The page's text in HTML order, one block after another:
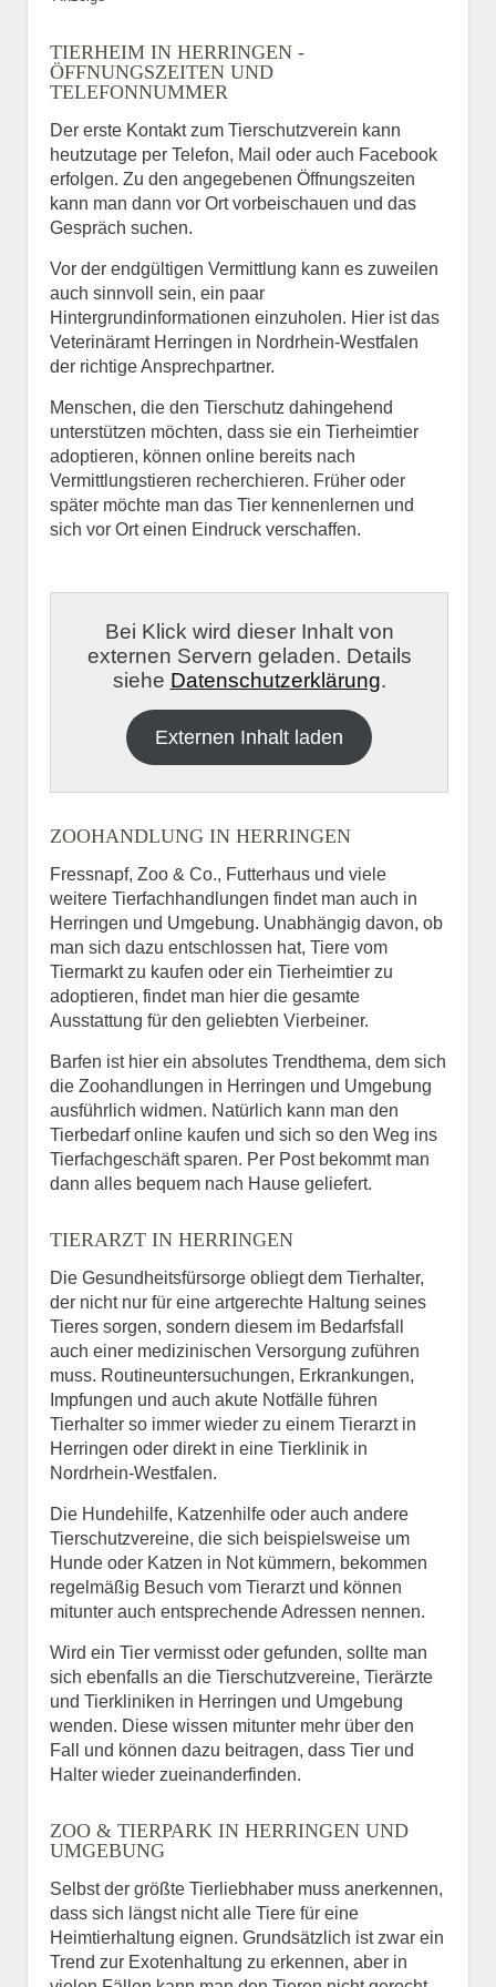
TIERHEIM IN HERRINGEN -
ÖFFNUNGSZEITEN UND
TELEFONNUMMER
Der erste Kontakt zum Tierschutzverein kann
heutzutage per Telefon, Mail oder auch Facebook
erfolgen. Zu den angegebenen Öffnungszeiten
kann man dann vor Ort vorbeischauen und das
Gespräch suchen.
Vor der endgültigen Vermittlung kann es zuweilen
auch sinnvoll sein, ein paar
Hintergrundinformationen einzuholen. Hier ist das
Veterinäramt Herringen in Nordrhein-Westfalen
der richtige Ansprechpartner.
Menschen, die den Tierschutz dahingehend
unterstützen möchten, dass sie ein Tierheimtier
adoptieren, können online bereits nach
Vermittlungstieren recherchieren. Früher oder
später möchte man das Tier kennenlernen und
sich vor Ort einen Eindruck verschaffen.
Bei Klick wird dieser Inhalt von
externen Servern geladen. Details
siehe Datenschutzerklärung.
Externen Inhalt laden
ZOOHANDLUNG IN HERRINGEN
Fressnapf, Zoo & Co., Futterhaus und viele
weitere Tierfachhandlungen findet man auch in
Herringen und Umgebung. Unabhängig davon, ob
man sich dazu entschlossen hat, Tiere vom
Tiermarkt zu kaufen oder ein Tierheimtier zu
adoptieren, findet man hier die gesamte
Ausstattung für den geliebten Vierbeiner.
Barfen ist hier ein absolutes Trendthema, dem sich
die Zoohandlungen in Herringen und Umgebung
ausführlich widmen. Natürlich kann man den
Tierbedarf online kaufen und sich so den Weg ins
Tierfachgeschäft sparen. Per Post bekommt man
dann alles bequem nach Hause geliefert.
TIERARZT IN HERRINGEN
Die Gesundheitsfürsorge obliegt dem Tierhalter,
der nicht nur für eine artgerechte Haltung seines
Tieres sorgen, sondern diesem im Bedarfsfall
auch einer medizinischen Versorgung zuführen
muss. Routineuntersuchungen, Erkrankungen,
Impfungen und auch akute Notfälle führen
Tierhalter so immer wieder zu einem Tierarzt in
Herringen oder direkt in eine Tierklinik in
Nordrhein-Westfalen.
Die Hundehilfe, Katzenhilfe oder auch andere
Tierschutzvereine, die sich beispielsweise um
Hunde oder Katzen in Not kümmern, bekommen
regelmäßig Besuch vom Tierarzt und können
mitunter auch entsprechende Adressen nennen.
Wird ein Tier vermisst oder gefunden, sollte man
sich ebenfalls an die Tierschutzvereine, Tierärzte
und Tierkliniken in Herringen und Umgebung
wenden. Diese wissen mitunter mehr über den
Fall und können dazu beitragen, dass Tier und
Halter wieder zueinanderfinden.
ZOO & TIERPARK IN HERRINGEN UND
UMGEBUNG
Selbst der größte Tierliebhaber muss anerkennen,
dass sich längst nicht alle Tiere für eine
Heimtierhaltung eignen. Grundsätzlich ist zwar ein
Trend zur Exotenhaltung zu erkennen, aber in